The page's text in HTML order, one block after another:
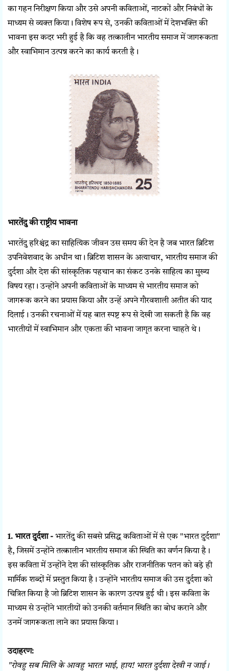
का गहन निरीक्षण किया और उसे अपनी कविताओं, नाटकों और निबंधों के
माध्यम से व्यक्त किया। विशेष रूप से, उनकी कविताओं में देशभक्ति की
भावना इस कदर भरी हुई है कि वह तत्कालीन भारतीय समाज में जागरूकता
और स्वाभिमान उत्पन्न करने का कार्य करती है।
भारतेंदु की राष्ट्रीय भावना
भारतेंदु हरिश्चंद्र का साहित्यिक जीवन उस समय की देन है जब भारत ब्रिटिश
उपनिवेशवाद के अधीन था। ब्रिटिश शासन के अत्याचार, भारतीय समाज की
दुर्दशा और देश की सांस्कृतिक पहचान का संकट उनके साहित्य का मुख्य
विषय रहा। उन्होंने अपनी कविताओं के माध्यम से भारतीय समाज को
जागरूक करने का प्रयास किया और उन्हें अपने गौरवशाली अतीत की याद
दिलाई। उनकी रचनाओं में यह बात स्पष्ट रूप से देखी जा सकती है कि वह
भारतीयों में स्वाभिमान और एकता की भावना जागृत करना चाहते थे।
1. भारत दुर्दशा - भारतेंदु की सबसे प्रसिद्ध कविताओं में से एक "भारत दुर्दशा"
है, जिसमें उन्होंने तत्कालीन भारतीय समाज की स्थिति का वर्णन किया है।
इस कविता में उन्होंने देश की सांस्कृतिक और राजनीतिक पतन को बड़े ही
मार्मिक शब्दों में प्रस्तुत किया है। उन्होंने भारतीय समाज की उस दुर्दशा को
चित्रित किया है जो ब्रिटिश शासन के कारण उत्पन्न हुई थी। इस कविता के
माध्यम से उन्होंने भारतीयों को उनकी वर्तमान स्थिति का बोध कराने और
उनमें जागरूकता लाने का प्रयास किया।
उदाहरण:
"रोवहु सब मिलि के आवहु भारत भाई, हाय! भारत दुर्दशा देखी न जाई।